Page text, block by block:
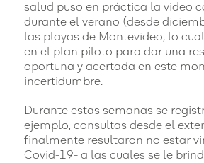
salud puso en práctica la video
durante el verano (desde
las playas de Montevideo, lo
en el plan piloto para dar una
oportuna y acertada en este
incertidumbre.
Durante estas semanas se
ejemplo, consultas desde el
finalmente resultaron no estar
Covid-19- a las cuales se le